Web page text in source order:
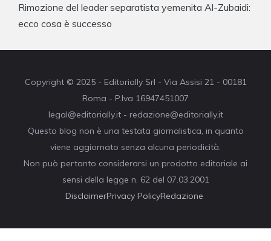
Rimozione del leader separatista yemenita Al-Zubaidi:
ecco cosa è successo
Copyright © 2025 - Editorially Srl - Via Assisi 21 - 00181
Roma - P.Iva 16947451007
legal@editorially.it - redazione@editorially.it
Questo blog non è una testata giornalistica, in quanto
viene aggiornato senza alcuna periodicità.
Non può pertanto considerarsi un prodotto editoriale ai
sensi della legge n. 62 del 07.03.2001
DisclaimerPrivacy PolicyRedazione